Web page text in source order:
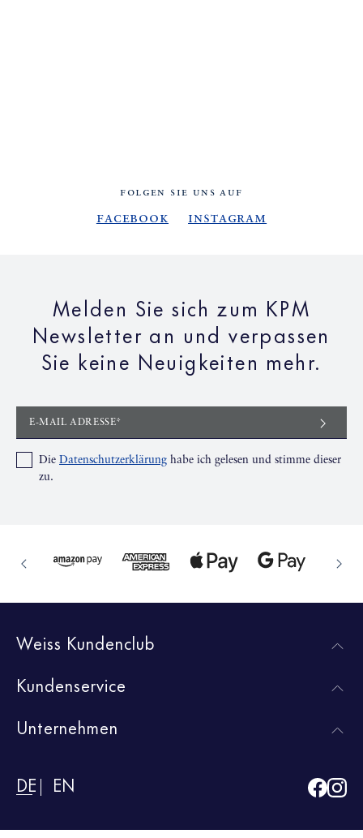
FOLGEN SIE UNS AUF
Facebook Instagram
Melden Sie sich zum KPM
Newsletter an und verpassen
Sie keine Neuigkeiten mehr.
E-MAIL ADRESSE*
Die Datenschutzerklärung habe ich gelesen und stimme dieser
zu.
Weiss Kundenclub
Kundenservice
Unternehmen
DE EN